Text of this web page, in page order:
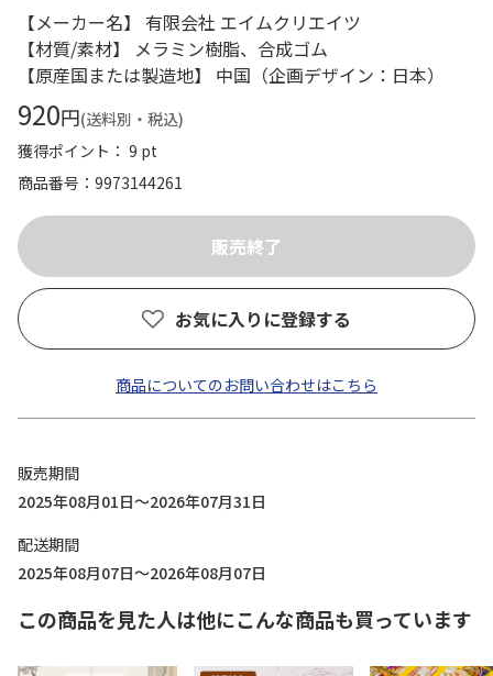
【メーカー名】 有限会社 エイムクリエイツ
【材質/素材】 メラミン樹脂、合成ゴム
【原産国または製造地】 中国（企画デザイン：日本）
920円(送料別・税込)
獲得ポイント： 9 pt
商品番号
9973144261
お気に入りに登録する
商品についてのお問い合わせはこちら
販売期間
2025年08月01日～2026年07月31日
配送期間
2025年08月07日～2026年08月07日
この商品を見た人は他にこんな商品も買っています